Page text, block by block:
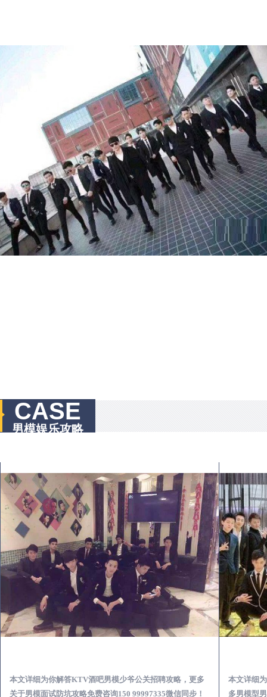
CASE
男模娱乐攻略
本文详细为你解答KTV酒吧男模少爷公关招聘攻略，更多
关于男模面试防坑攻略免费咨询150 99997335微信同步！
本文详细
多男模型